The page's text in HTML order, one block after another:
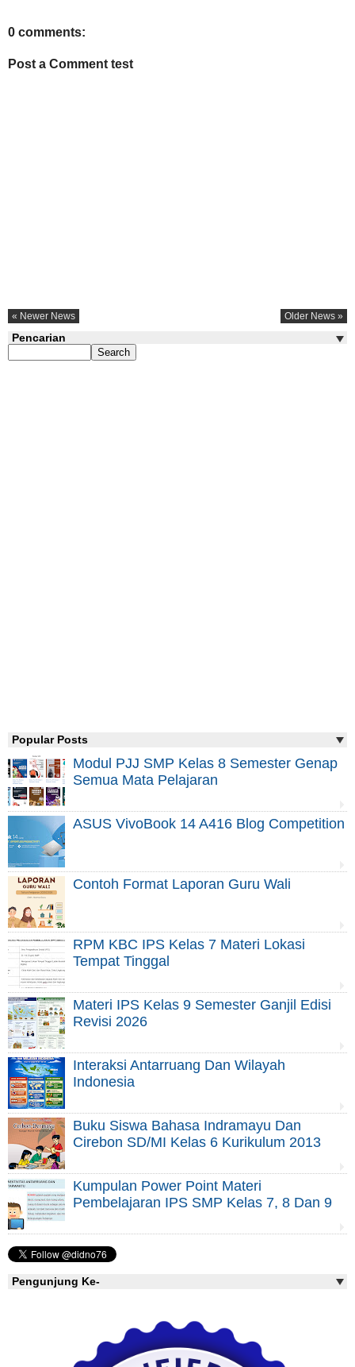
0 comments:
Post a Comment test
« Newer News Older News »
Pencarian
Popular Posts
Modul PJJ SMP Kelas 8 Semester Genap
Semua Mata Pelajaran
ASUS VivoBook 14 A416 Blog Competition
Contoh Format Laporan Guru Wali
RPM KBC IPS Kelas 7 Materi Lokasi
Tempat Tinggal
Materi IPS Kelas 9 Semester Ganjil Edisi
Revisi 2026
Interaksi Antarruang Dan Wilayah
Indonesia
Buku Siswa Bahasa Indramayu Dan
Cirebon SD/MI Kelas 6 Kurikulum 2013
Kumpulan Power Point Materi
Pembelajaran IPS SMP Kelas 7, 8 Dan 9
Pengunjung Ke-